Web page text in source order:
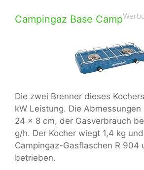
Campingaz Base Camp
Die zwei Brenner dieses
kW Leistung. Die
24 x 8 cm, der Gasverbrauch
g/h. Der Kocher wiegt 1,4 kg
Campingaz-Gasflaschen R 904
betrieben.